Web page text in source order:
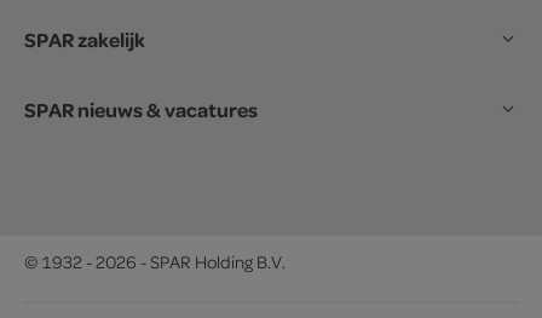
SPAR zakelijk
SPAR nieuws & vacatures
© 1932 - 2026 - SPAR Holding B.V.